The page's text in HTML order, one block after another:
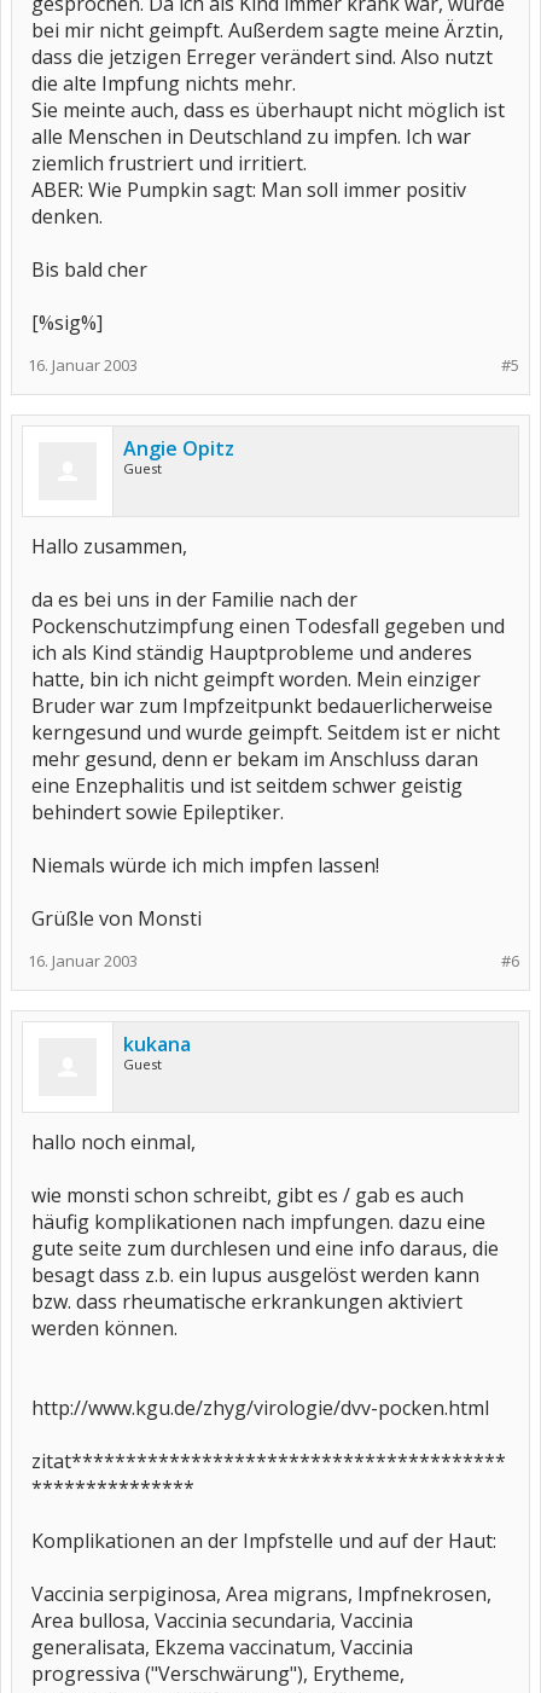
bei mir nicht geimpft. Außerdem sagte meine Ärztin,
dass die jetzigen Erreger verändert sind. Also nutzt
die alte Impfung nichts mehr.
Sie meinte auch, dass es überhaupt nicht möglich ist
alle Menschen in Deutschland zu impfen. Ich war
ziemlich frustriert und irritiert.
ABER: Wie Pumpkin sagt: Man soll immer positiv
denken.
Bis bald cher
[%sig%]
#5
16. Januar 2003
Angie Opitz
Guest
Hallo zusammen,
da es bei uns in der Familie nach der
Pockenschutzimpfung einen Todesfall gegeben und
ich als Kind ständig Hauptprobleme und anderes
hatte, bin ich nicht geimpft worden. Mein einziger
Bruder war zum Impfzeitpunkt bedauerlicherweise
kerngesund und wurde geimpft. Seitdem ist er nicht
mehr gesund, denn er bekam im Anschluss daran
eine Enzephalitis und ist seitdem schwer geistig
behindert sowie Epileptiker.
Niemals würde ich mich impfen lassen!
Grüßle von Monsti
#6
16. Januar 2003
kukana
Guest
hallo noch einmal,
wie monsti schon schreibt, gibt es / gab es auch
häufig komplikationen nach impfungen. dazu eine
gute seite zum durchlesen und eine info daraus, die
besagt dass z.b. ein lupus ausgelöst werden kann
bzw. dass rheumatische erkrankungen aktiviert
werden können.
http://www.kgu.de/zhyg/virologie/dvv-pocken.html
zitat****************************************
***************
Komplikationen an der Impfstelle und auf der Haut:
Vaccinia serpiginosa, Area migrans, Impfnekrosen,
Area bullosa, Vaccinia secundaria, Vaccinia
generalisata, Ekzema vaccinatum, Vaccinia
progressiva ("Verschwärung"), Erytheme,